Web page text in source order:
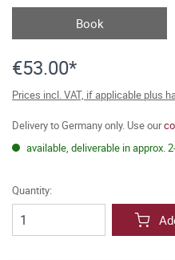
Book
€53.00*
Prices incl. VAT, if applicable plus
Delivery to Germany only. Use our
available, deliverable in approx.
Quantity: